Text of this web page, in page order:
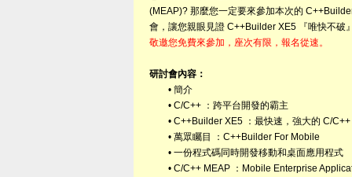
(MEAP)? 那麼您一定要來參加本次的
會，讓您親眼見證 C++Builder XE5 『唯快不破
敬邀您免費來參加，座次有限，報名從速。
研討會內容：
• 簡介
• C/C++ ：跨平台開發的霸主
• C++Builder XE5 ：最快速，強大的 C/C++
• 萬眾矚目 ：C++Builder For Mobile
• 一份程式碼同時開發移動和桌面應用程式
• C/C++ MEAP ：Mobile Enterprise